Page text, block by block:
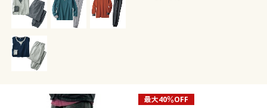
最大40％OFF